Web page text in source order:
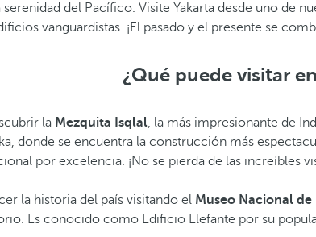
del Pacífico. Visite Yakarta desde uno de
vanguardistas. ¡El pasado y el presente se
¿Qué puede visitar
la Mezquita Isqlal, la más impresionante de
donde se encuentra la construcción más
por excelencia. ¡No se pierda de las increíbles
la historia del país visitando el Museo Nacional de
Es conocido como Edificio Elefante por su